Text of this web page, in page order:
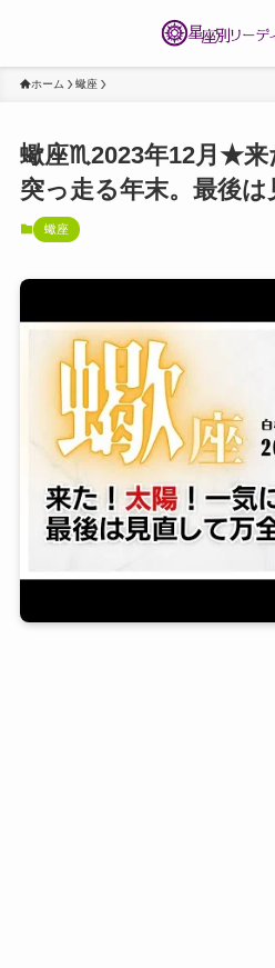
ホーム 蠍座
蠍座♏2023年12月★来
突っ走る年末。最後は
蠍座